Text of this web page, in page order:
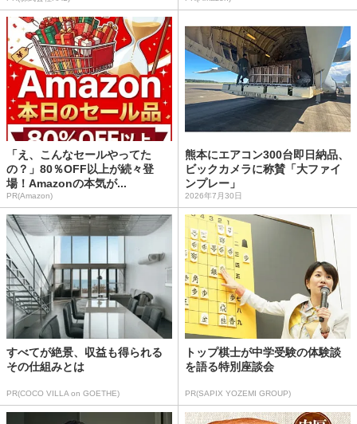
「え、こんなセールやってた
の？」80％OFF以上が続々登
場！Amazonの本気が...
PR(Amazon)
熊本にエアコン300台即日納品、
ビックカメラに称賛「大ファイ
ンプレー」
2026年7月30日
すべてが絶景、収益も得られる
その仕組みとは
PR(COCO VILLA on GOETHE)
トップ棋士が中学受験の体験談
を語る特別座談会
PR(SAPIX YOZEMI GROUP)